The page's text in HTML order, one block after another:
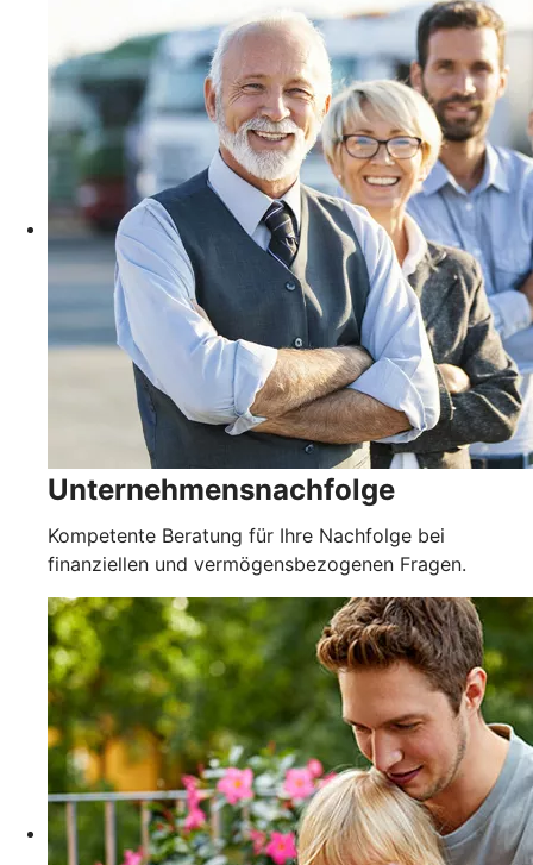
Unternehmensnachfolge
Kompetente Beratung für Ihre Nachfolge bei
finanziellen und vermögensbezogenen Fragen.